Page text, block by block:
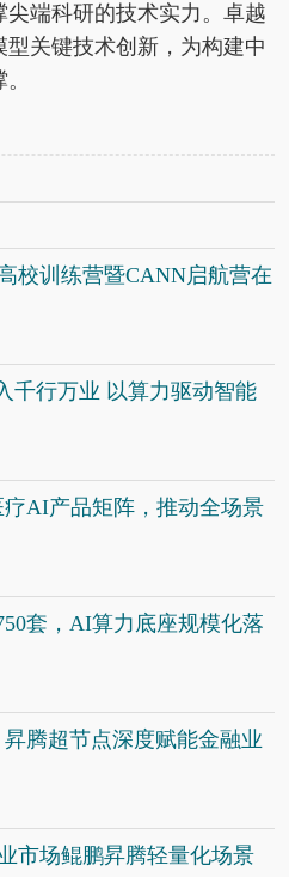
端科研的技术实力。卓越
关键技术创新，为构建中
校训练营暨CANN启航营在
千行万业 以算力驱动智能
AI产品矩阵，推动全场景
套，AI算力底座规模化落
腾超节点深度赋能金融业
市场鲲鹏昇腾轻量化场景